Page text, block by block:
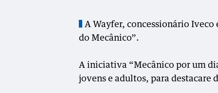
A Wayfer, concessionário
do Mecânico”.
A iniciativa “Mecânico por um
jovens e adultos, para destacare